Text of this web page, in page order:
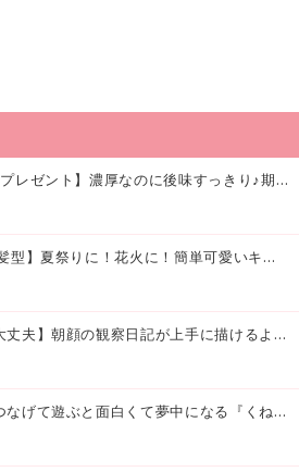
【抽選で3名様にプレゼント】濃厚なのに後味すっきり♪期間限定の「メイトーのなめらかプリン カルピス®入りソース」で夏を味わおう！
【女の子 浴衣の髪型】夏祭りに！花火に！簡単可愛いキッズの浴衣ヘアアレンジまとめ
【絵が苦手でも大丈夫】朝顔の観察日記が上手に描けるようになる方法｜イラスト付き
【簡単折り紙】つなげて遊ぶと面白くて夢中になる『くねくねへびさんの作り方』